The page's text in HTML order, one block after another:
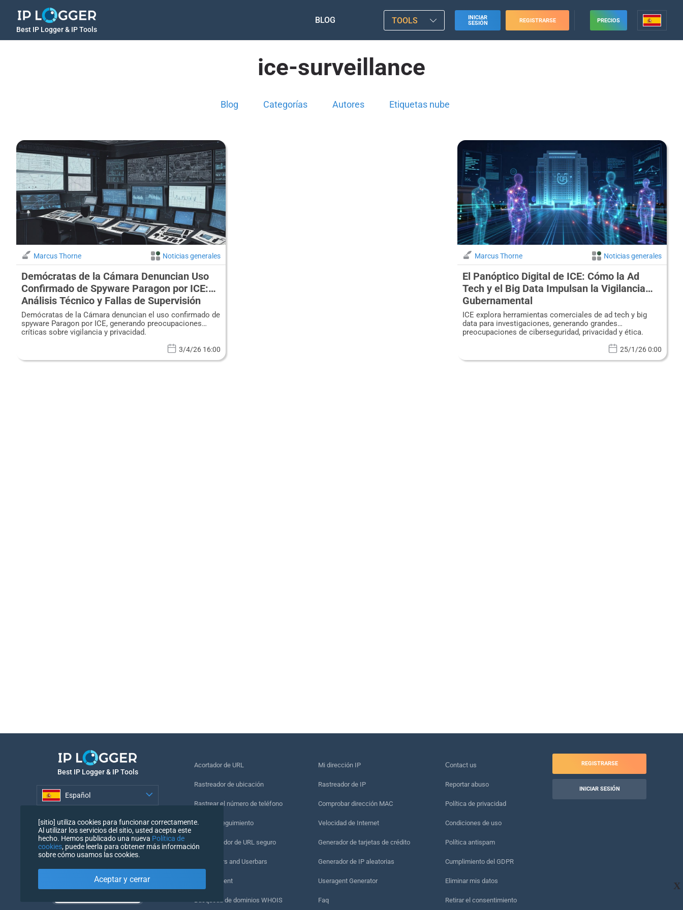
Best IP Logger & IP Tools
BLOG TOOLS
INICIAR
SESIÓN
REGISTRARSE PRECIOS
ice-surveillance
Blog Categorías Autores Etiquetas nube
Marcus Thorne Noticias generales
Demócratas de la Cámara Denuncian Uso
Confirmado de Spyware Paragon por ICE:
Análisis Técnico y Fallas de Supervisión
Demócratas de la Cámara denuncian el uso confirmado de
spyware Paragon por ICE, generando preocupaciones
críticas sobre vigilancia y privacidad.
3/4/26 16:00
Marcus Thorne Noticias generales
El Panóptico Digital de ICE: Cómo la Ad
Tech y el Big Data Impulsan la Vigilancia
Gubernamental
ICE explora herramientas comerciales de ad tech y big
data para investigaciones, generando grandes
preocupaciones de ciberseguridad, privacidad y ética.
25/1/26 0:00
X
Best IP Logger & IP Tools
Español
Acortador de URL
Rastreador de ubicación
Rastrear el número de teléfono
Píxel de seguimiento
Comprobador de URL seguro
IP Counters and Userbars
Mi UserAgent
Búsqueda de dominios WHOIS
Mi dirección IP
Rastreador de IP
Comprobar dirección MAC
Velocidad de Internet
Generador de tarjetas de crédito
Generador de IP aleatorias
Useragent Generator
Faq
Сontact us
Reportar abuso
Política de privacidad
Condiciones de uso
Política antispam
Cumplimiento del GDPR
Eliminar mis datos
Retirar el consentimiento
REGISTRARSE
INICIAR SESIÓN
[sitio] utiliza cookies para funcionar correctamente.
Al utilizar los servicios del sitio, usted acepta este
hecho. Hemos publicado una nueva Política de
cookies, puede leerla para obtener más información
sobre cómo usamos las cookies.
Aceptar y cerrar